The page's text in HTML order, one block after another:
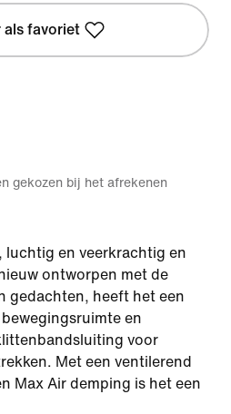
als favoriet
gekozen bij het afrekenen
luchtig en veerkrachtig en
ontworpen met de
gedachten, heeft het een
en
voor
Met een ventilerend
Max Air demping is het een